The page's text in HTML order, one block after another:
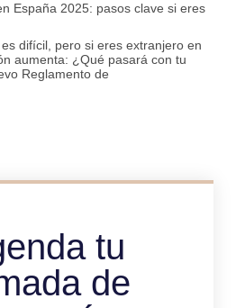
España 2025: pasos clave si eres
difícil, pero si eres extranjero en
aumenta: ¿Qué pasará con tu
Reglamento de
tu
de